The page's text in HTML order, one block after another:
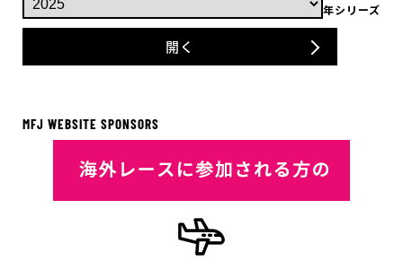
年シリーズ
開く
MFJ WEBSITE SPONSORS